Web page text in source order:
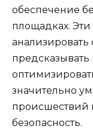
обеспечение
площадках.
значительно
происшествий
безопасность.